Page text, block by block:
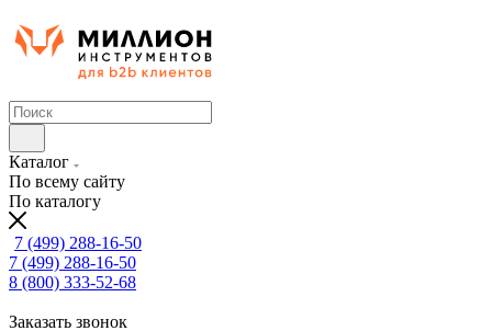
Каталог
По всему сайту
По каталогу
7 (499) 288-16-50
7 (499) 288-16-50
8 (800) 333-52-68
Заказать звонок